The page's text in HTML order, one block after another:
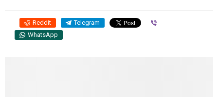
Reddit Telegram
WhatsApp